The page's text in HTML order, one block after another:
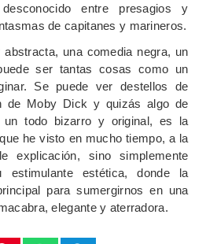
entre presagios y
de capitanes y marineros.
una comedia negra, un
ser tantas cosas como un
Se puede ver destellos de
de Moby Dick y quizás algo de
todo bizarro y original, es la
he visto en mucho tiempo, a la
explicación, sino simplemente
estética, donde la
para sumergirnos en una
elegante y aterradora.